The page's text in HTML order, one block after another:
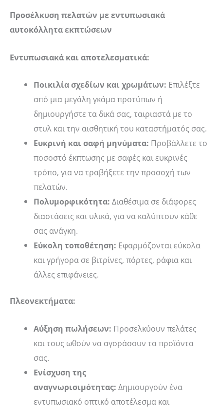
Προσέλκυση πελατών με εντυπωσιακά
αυτοκόλλητα εκπτώσεων
Εντυπωσιακά και αποτελεσματικά:
Ποικιλία σχεδίων και χρωμάτων: Επιλέξτε
από μια μεγάλη γκάμα προτύπων ή
δημιουργήστε τα δικά σας, ταιριαστά με το
στυλ και την αισθητική του καταστήματός σας.
Ευκρινή και σαφή μηνύματα: Προβάλλετε το
ποσοστό έκπτωσης με σαφές και ευκρινές
τρόπο, για να τραβήξετε την προσοχή των
πελατών.
Πολυμορφικότητα: Διαθέσιμα σε διάφορες
διαστάσεις και υλικά, για να καλύπτουν κάθε
σας ανάγκη.
Εύκολη τοποθέτηση: Εφαρμόζονται εύκολα
και γρήγορα σε βιτρίνες, πόρτες, ράφια και
άλλες επιφάνειες.
Πλεονεκτήματα:
Αύξηση πωλήσεων: Προσελκύουν πελάτες
και τους ωθούν να αγοράσουν τα προϊόντα
σας.
Ενίσχυση της
αναγνωρισιμότητας: Δημιουργούν ένα
εντυπωσιακό οπτικό αποτέλεσμα και